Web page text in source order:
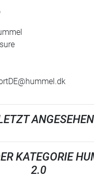
ANGESEHEN
KATEGORIE
2.0